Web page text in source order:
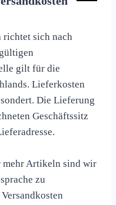
richtet sich nach
gilt für die
Lieferkosten
Die Lieferung
Geschäftssitz
mehr Artikeln sind wir
zu